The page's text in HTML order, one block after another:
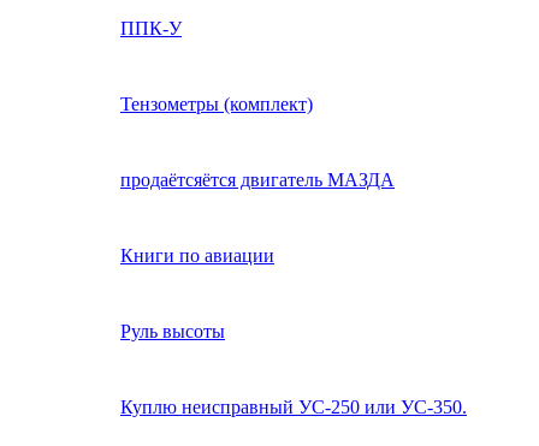
ППК-У
Тензометры (комплект)
продаётсяётся двигатель МАЗДА
Книги по авиации
Руль высоты
Куплю неисправный УС-250 или УС-350.